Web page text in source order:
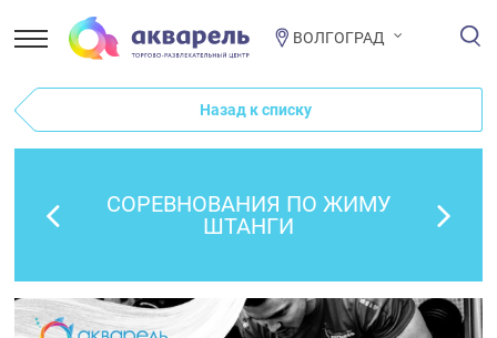
ВОЛГОГРАД
Назад к списку
СОРЕВНОВАНИЯ ПО ЖИМУ
ШТАНГИ